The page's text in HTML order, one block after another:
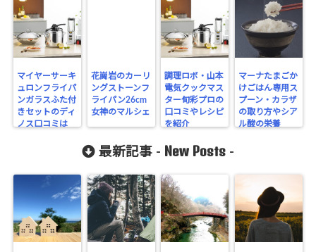
マイヤーサーキ
ュロンフライパ
ンガラスふた付
きセットのディ
ノス口コミは
花崗岩のカーリ
ングストーンフ
ライパン26cm
女神のマルシェ
調理ロボ・山本
電気クックマス
ター旬彩プロの
口コミやレシピ
を紹介
マーナたまごか
けごはん専用ス
プーン・カラザ
の取り方やシア
ル酸の栄養
最新記事 - New Posts -